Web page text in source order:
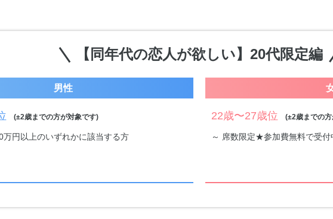
【同年代の恋人が欲しい】20代限定編
男性
(±2歳までの方が対象です)
万円以上のいずれかに該当する方
22歳〜27歳位 (±2歳までの方
～ 席数限定★参加費無料で受付